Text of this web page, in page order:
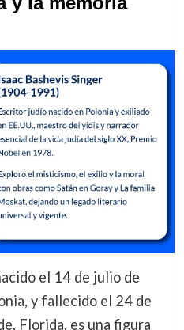
el 14 de julio de
y fallecido el 24 de
Florida, es una figura